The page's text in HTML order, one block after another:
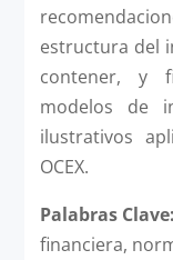
estructura del
contener, y
modelos de
ilustrativos
OCEX.
Palabras Clave:
financiera,